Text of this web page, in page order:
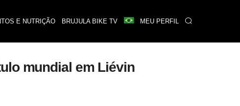
E NUTRIÇÃO BRUJULA BIKE TV MEU PERFIL
mundial em Liévin